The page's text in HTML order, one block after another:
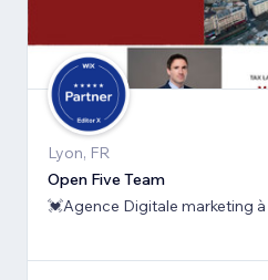
Lyon, FR
Open Five Team
💓Agence Digitale marketing